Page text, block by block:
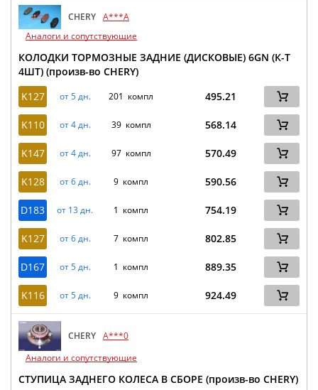
CHERY A***A
Аналоги и сопутствующие
КОЛОДКИ ТОРМОЗНЫЕ ЗАДНИЕ (ДИСКОВЫЕ) 6GN (К-Т
4ШТ) (произв-во CHERY)
K127
от 5 дн. 201 компл 495.21
K110 от 4 дн. 39 компл 568.14
K147 от 4 дн. 97 компл 570.49
K128 от 6 дн. 9 компл 590.56
D183 от 13 дн. 1 компл 754.19
K127 от 6 дн. 7 компл 802.85
D167 от 5 дн. 1 компл 889.35
K116 от 5 дн. 9 компл 924.49
CHERY A***0
Аналоги и сопутствующие
СТУПИЦА ЗАДНЕГО КОЛЕСА В СБОРЕ (произв-во CHERY)